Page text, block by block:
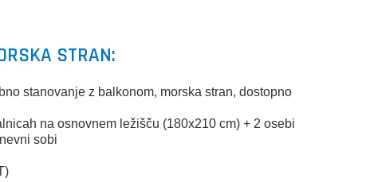
STRAN:
stanovanje z balkonom, morska stran, dostopno
na osnovnem ležišču (180x210 cm) + 2 osebi
sobi